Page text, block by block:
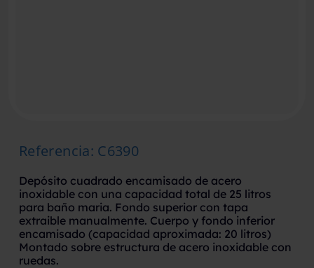
Referencia: C6390
Depósito cuadrado encamisado de acero
inoxidable con una capacidad total de 25 litros
para baño maria. Fondo superior con tapa
extraible manualmente. Cuerpo y fondo inferior
encamisado (capacidad aproximada: 20 litros)
Montado sobre estructura de acero inoxidable con
ruedas.